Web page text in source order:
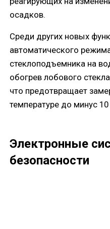
осадков.
Среди других новых
автоматического
стеклоподъемника на
обогрев лобового
что предотвращает
температуре до минус 10
Электронные
безопасности